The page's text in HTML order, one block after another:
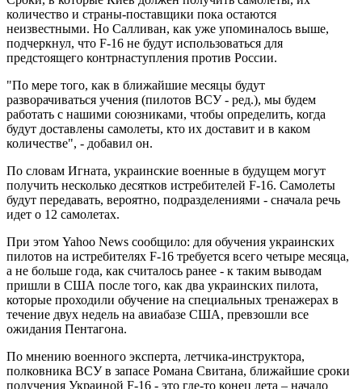
количество и страны-поставщики пока остаются
неизвестными. Но Салливан, как уже упоминалось выше,
подчеркнул, что F-16 не будут использоваться для
предстоящего контрнаступления против России.
"По мере того, как в ближайшие месяцы будут
разворачиваться учения (пилотов ВСУ - ред.), мы будем
работать с нашими союзниками, чтобы определить, когда
будут доставлены самолеты, кто их доставит и в каком
количестве", - добавил он.
По словам Игната, украинские военные в будущем могут
получить несколько десятков истребителей F-16. Самолеты
будут передавать, вероятно, подразделениями - сначала речь
идет о 12 самолетах.
При этом Yahoo News сообщило: для обучения украинских
пилотов на истребителях F-16 требуется всего четыре месяца,
а не больше года, как считалось ранее - к таким выводам
пришли в США после того, как два украинских пилота,
которые проходили обучение на специальных тренажерах в
течение двух недель на авиабазе США, превзошли все
ожидания Пентагона.
По мнению военного эксперта, летчика-инструктора,
полковника ВСУ в запасе Романа Свитана, ближайшие сроки
получения Украиной F-16 - это где-то конец лета – начало